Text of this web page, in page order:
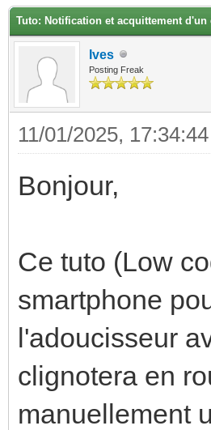
Tuto: Notification et acquittement
Ives
Posting Freak
11/01/2025, 17:34:44
Bonjour,
Ce tuto (Low
smartphone
l'adoucisseur
clignotera en
manuellement